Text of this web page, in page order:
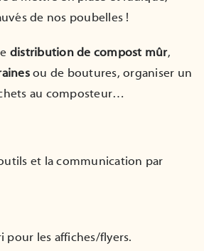
de nos poubelles !
distribution de compost mûr,
ou de boutures, organiser un
au composteur…
et la communication par
pour les affiches/flyers.